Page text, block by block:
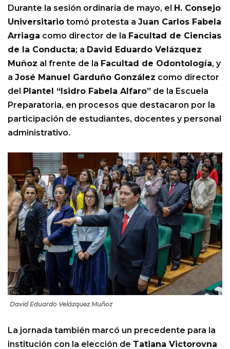
Durante la sesión ordinaria de mayo, el H. Consejo
Universitario tomó protesta a Juan Carlos Fabela
Arriaga como director de la Facultad de Ciencias
de la Conducta; a David Eduardo Velázquez
Muñoz al frente de la Facultad de Odontología, y
a José Manuel Garduño González como director
del Plantel “Isidro Fabela Alfaro” de la Escuela
Preparatoria, en procesos que destacaron por la
participación de estudiantes, docentes y personal
administrativo.
David Eduardo Velázquez Muñoz
La jornada también marcó un precedente para la
institución con la elección de Tatiana Victorovna